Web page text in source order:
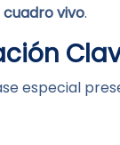
cuadro vivo.
especial